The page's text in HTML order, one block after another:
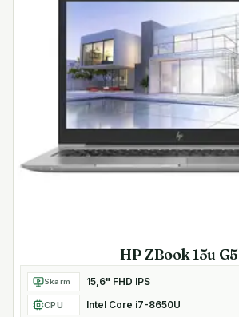
HP ZBook 15u G5
Skärm 15,6" FHD IPS
CPU Intel Core i7-8650U